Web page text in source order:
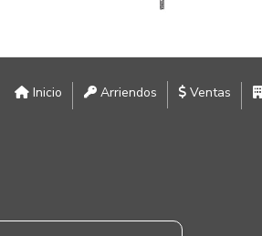
Inicio Arriendos Ventas